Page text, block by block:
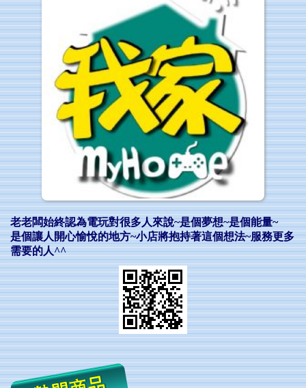
老老闆始終認為電玩對很多人來說~是個夢想~是個能量~
是個讓人開心愉悅的地方~小店將抱持著這個想法~服務更多
需要的人^^